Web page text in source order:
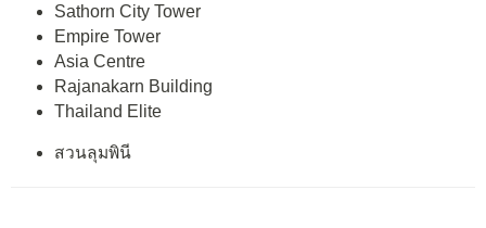
Sathorn City Tower
Empire Tower
Asia Centre
Rajanakarn Building
Thailand Elite
สวนลุมพินี